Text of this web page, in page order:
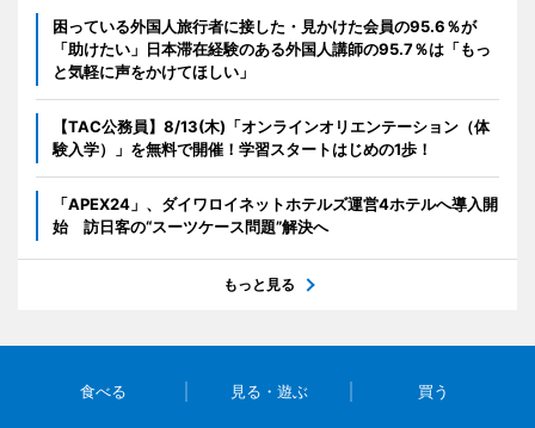
困っている外国人旅行者に接した・見かけた会員の95.6％が
「助けたい」日本滞在経験のある外国人講師の95.7％は「もっ
と気軽に声をかけてほしい」
【TAC公務員】8/13(木)「オンラインオリエンテーション（体
験入学）」を無料で開催！学習スタートはじめの1歩！
「APEX24」、ダイワロイネットホテルズ運営4ホテルへ導入開
始 訪日客の“スーツケース問題”解決へ
もっと見る
食べる 見る・遊ぶ 買う